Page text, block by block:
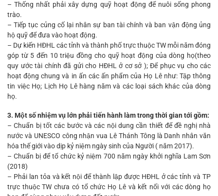
– Thống nhất phải xây dựng quỹ hoạt động để nuôi sống phong
trào.
– Tiếp tục củng cố lại nhân sự ban tài chính và ban vận động ủng
hộ quỹ để đưa vào hoạt động.
– Dự kiến HĐHL các tỉnh và thành phố trực thuộc TW mỗi năm đóng
góp từ 5 đến 10 triệu đồng cho quỹ hoạt động của dòng họ(theo
quy ước tài chính đã gửi cho HĐHL ở cơ sở ); Để phục vụ cho các
hoạt động chung và in ấn các ấn phẩm của Họ Lê như: Tập thông
tin việc Họ; Lịch Họ Lê hàng năm và các loại sách khác của dòng
họ.
3. Một số nhiệm vụ lớn phải tiến hành làm trong thời gian tới gồm:
– Chuẩn bị tốt các bước và các nội dung cần thiết để đề nghị nhà
nước và UNESCO công nhận vua Lê Thánh Tông là Danh nhân văn
hóa thế giới vào dịp kỷ niệm ngày sinh của Người ( năm 2017).
– Chuẩn bị để tổ chức kỷ niệm 700 năm ngày khởi nghĩa Lam Sơn
(2018)
– Phải lan tỏa và kết nội để thành lập được HĐHL ở các tỉnh và TP
trực thuộc TW chưa có tổ chức Họ Lê và kết nối với các dòng họ